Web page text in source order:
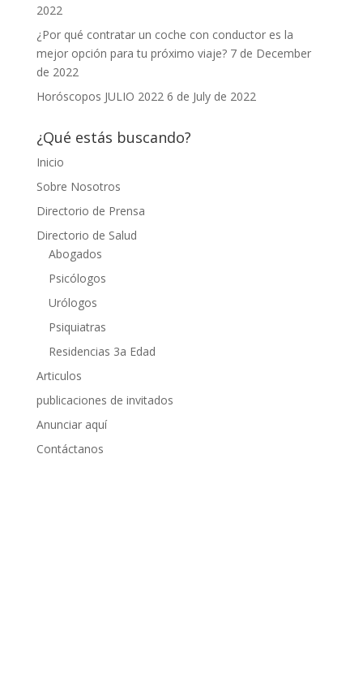
2022
¿Por qué contratar un coche con conductor es la
mejor opción para tu próximo viaje? 7 de December
de 2022
Horóscopos JULIO 2022 6 de July de 2022
¿Qué estás buscando?
Inicio
Sobre Nosotros
Directorio de Prensa
Directorio de Salud
Abogados
Psicólogos
Urólogos
Psiquiatras
Residencias 3a Edad
Articulos
publicaciones de invitados
Anunciar aquí
Contáctanos